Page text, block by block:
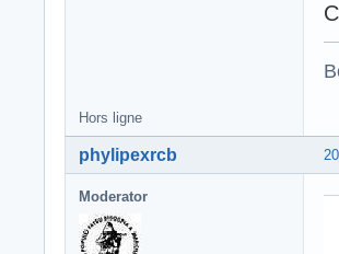
Hors ligne
phylipexrcb
Moderator